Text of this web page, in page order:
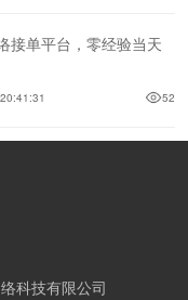
接单平台，零经验当天
52
科技有限公司